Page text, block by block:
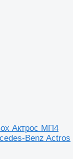
Актрос МП4
Benz Actros